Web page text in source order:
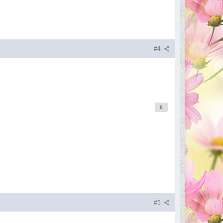
#4
0
#5